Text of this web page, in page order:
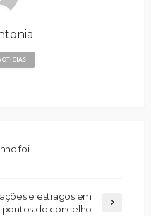
foi
e estragos em
pontos do concelho